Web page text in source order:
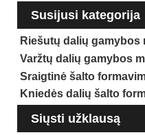
Susijusi kategorija
Riešutų dalių gamybos
Varžtų dalių gamybos
Sraigtinė šalto
Kniedės dalių šalto
Siųsti užklausą